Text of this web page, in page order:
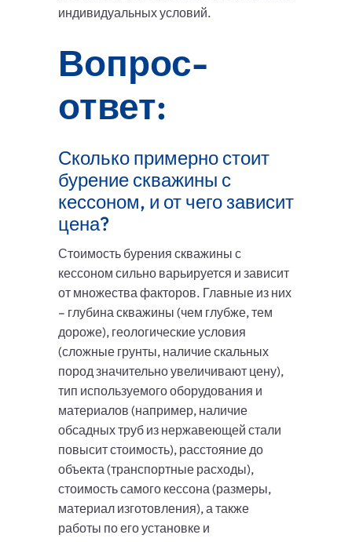
индивидуальных условий.
Вопрос-
ответ:
Сколько примерно стоит
бурение скважины с
кессоном, и от чего зависит
цена?
Стоимость бурения скважины с
кессоном сильно варьируется и зависит
от множества факторов. Главные из них
– глубина скважины (чем глубже, тем
дороже), геологические условия
(сложные грунты, наличие скальных
пород значительно увеличивают цену),
тип используемого оборудования и
материалов (например, наличие
обсадных труб из нержавеющей стали
повысит стоимость), расстояние до
объекта (транспортные расходы),
стоимость самого кессона (размеры,
материал изготовления), а также
работы по его установке и